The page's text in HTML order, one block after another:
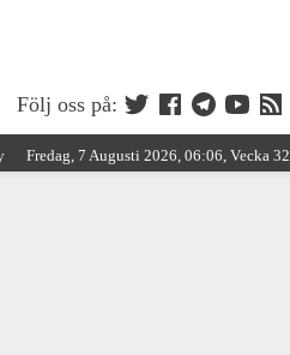
Följ oss på:
Fredag, 7 Augusti 2026, 06:06, Vecka 32